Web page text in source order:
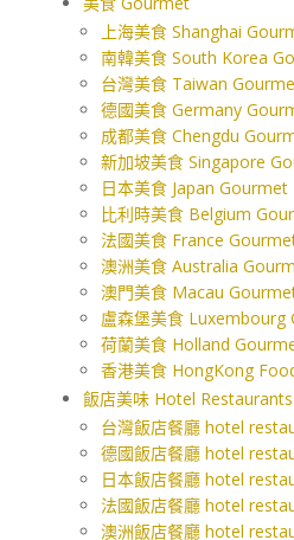
上海美食 Shanghai
南韓美食 South Korea
台灣美食 Taiwan
德國美食 Germany
成都美食 Chengdu
新加坡美食 Singapore
日本美食 Japan Gourmet
比利時美食 Belgium
法國美食 France
澳洲美食 Australia
澳門美食 Macau
盧森堡美食 Luxembourg
荷蘭美食 Holland
香港美食 HongKong
飯店美味 Hotel Restaurants
台灣飯店餐廳 hotel
德國飯店餐廳 hotel
日本飯店餐廳 hotel
法國飯店餐廳 hotel
澳洲飯店餐廳 hotel